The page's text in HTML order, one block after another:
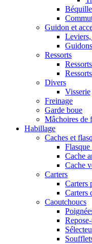
Guidon et
Leviers,
Guidons
Ressorts
Divers
Visserie
Freinage
Garde boue
Mâchoires de
Habillage
Caches et
Cache
Cache
Carters
Carters
Carters
Caoutchoucs